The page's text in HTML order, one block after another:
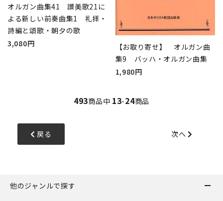
オルガン曲集41 讃美歌21に
よる新しい前奏曲集1 礼拝・
詩編と頌歌・朝夕の歌
3,080円
【お取り寄せ】 オルガン曲
集9 バッハ・オルガン曲集
1,980円
493商品中 13-24商品
戻る 次へ
他のジャンルで探す